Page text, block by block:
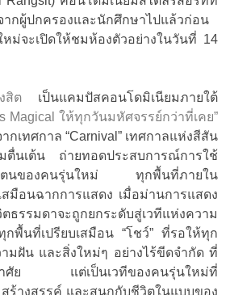
ากผู้ปกครองและนักศึกษาไปแล้วก่อน
ม่จะเปิดให้ชมห้องตัวอย่างในวันที่ 14
สิตเป็นแคมปัสคอนโดมิเนียมภายใต้
Magical ให้ทุกวันมหัศจรรย์กว่าที่เคย”
กเทศกาล “Carnival” เทศกาลแห่งสีสัน
นเต้น ถ่ายทอดประสบการณ์การใช้
วตนของคนรุ่นใหม่ ทุกพื้นที่ภายใน
มือนฉากการแสดง เมื่อม่านการแสดง
ดาจะถูกยกระดับสู่เวทีแห่งความ
พื้นที่เปรียบเสมือน “โชว์” ที่รอให้ทุก
มฝัน และสิ่งใหม่ๆ อย่างไร้ขีดจำกัด ที่
อาศัย แต่เป็นเวทีของคนรุ่นใหม่ที่
ร้างสรรค์ และสนุกกับชีวิตในแบบของ